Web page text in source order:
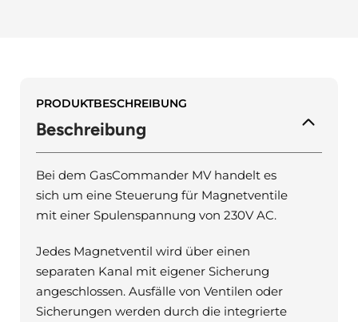
PRODUKTBESCHREIBUNG
Beschreibung
Bei dem GasCommander MV handelt es
sich um eine Steuerung für Magnetventile
mit einer Spulenspannung von 230V AC.
Jedes Magnetventil wird über einen
separaten Kanal mit eigener Sicherung
angeschlossen. Ausfälle von Ventilen oder
Sicherungen werden durch die integrierte